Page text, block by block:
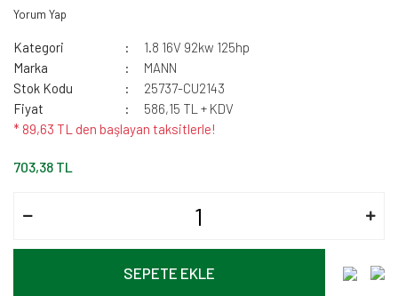
Yorum Yap
Kategori
1.8 16V 92kw 125hp
Marka
MANN
Stok Kodu
25737-CU2143
Fiyat
586,15 TL + KDV
* 89,63 TL den başlayan taksitlerle!
703,38 TL
SEPETE EKLE